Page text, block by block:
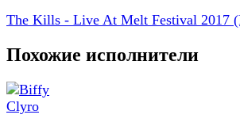
The Kills - Live At Melt Festival 2017
Похожие исполнители